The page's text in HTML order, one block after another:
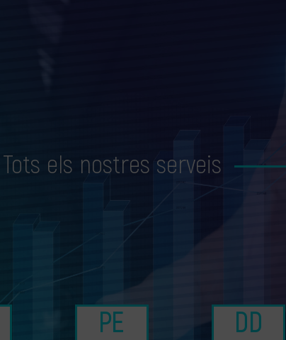
Tots els nostres serveis